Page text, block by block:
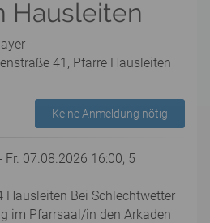
Hausleiten
41, Pfarre Hausleiten
Keine Anmeldung nötig
07.08.2026 16:00, 5
Hausleiten Bei Schlechtwetter
im Pfarrsaal/in den Arkaden